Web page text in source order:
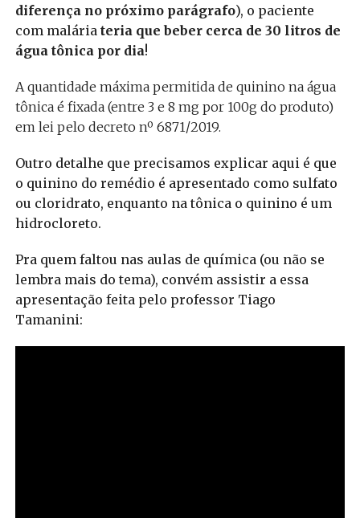
diferença no próximo parágrafo), o paciente
com malária teria que beber cerca de 30 litros de
água tônica por dia!
A quantidade máxima permitida de quinino na água
tônica é fixada (entre 3 e 8 mg por 100g do produto)
em lei pelo decreto nº 6871/2019.
Outro detalhe que precisamos explicar aqui é que
o quinino do remédio é apresentado como sulfato
ou cloridrato, enquanto na tônica o quinino é um
hidrocloreto.
Pra quem faltou nas aulas de química (ou não se
lembra mais do tema), convém assistir a essa
apresentação feita pelo professor Tiago
Tamanini: